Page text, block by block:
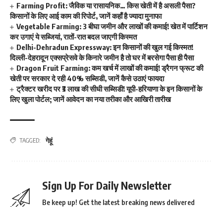
Farming Profit: जैविक या रासायनिक… किस खेती में है असली पैसा?
किसानों के लिए आई काम की रिपोर्ट, जानें कहाँ है ज्यादा मुनाफा
Vegetable Farming: 3 बीघा जमीन और लाखों की कमाई! खेत में पार्टिशन
कर उगाएं ये सब्जियां, रातों-रात बदल जाएगी किस्मत
Delhi-Dehradun Expressway: इन किसानों की खुल गई किस्मत!
दिल्ली-देहरादून एक्सप्रेसवे के किनारे जमीन है तो घर में बरसेगा पैसा ही पैसा
Dragon Fruit Farming: कम खर्च में लाखों की कमाई! ड्रैगन फ्रूट की
खेती पर सरकार दे रही 40% सब्सिडी, जानें कैसे उठाएं फायदा
ट्रैक्टर खरीद पर ₹3 लाख की सीधी सब्सिडी! यूपी-हरियाणा के इन किसानों के
लिए खुला पोर्टल; जानें आवेदन का नया तरीका और आखिरी तारीख
TAGGED: गेहूं
Sign Up For Daily Newsletter
Be keep up! Get the latest breaking news delivered